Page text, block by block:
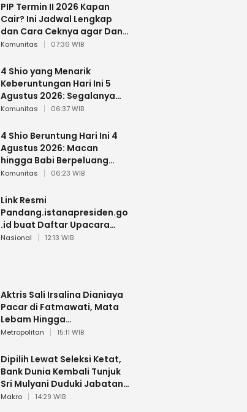
PIP Termin II 2026 Kapan
Cair? Ini Jadwal Lengkap
dan Cara Ceknya agar Dana
Tidak Hangus!
Komunitas 07:36 WIB
4 Shio yang Menarik
Keberuntungan Hari Ini 5
Agustus 2026: Segalanya
Berjalan Lancar
Komunitas 06:37 WIB
4 Shio Beruntung Hari Ini 4
Agustus 2026: Macan
hingga Babi Berpeluang
Dapat Kabar Baik
Komunitas 06:23 WIB
Link Resmi
Pandang.istanapresiden.go
.id buat Daftar Upacara
Bendera HUT RI di Istana
Nasional 12:13 WIB
Aktris Sali Irsalina Dianiaya
Pacar di Fatmawati, Mata
Lebam Hingga
Diselamatkan Polantas
Metropolitan 15:11 WIB
Dipilih Lewat Seleksi Ketat,
Bank Dunia Kembali Tunjuk
Sri Mulyani Duduki Jabatan
Strategis
Makro 14:29 WIB